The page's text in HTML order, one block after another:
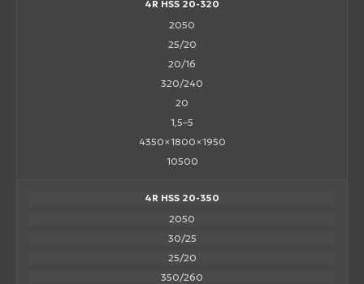
4R HSS 20-320
2050
25/20
20/16
320/240
20
1,5–5
4350×1800×1950
10500
4R HSS 20-350
2050
30/25
25/20
350/260